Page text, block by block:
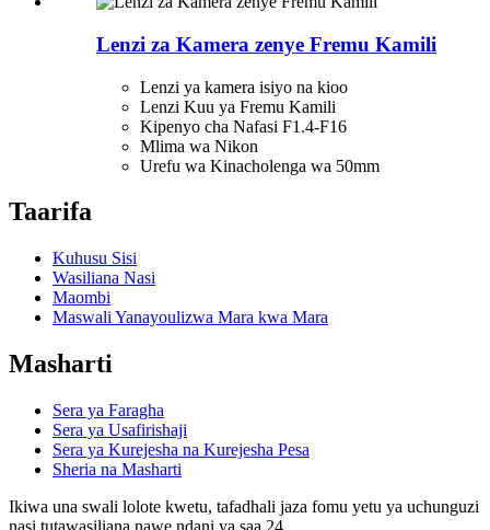
Lenzi za Kamera zenye Fremu Kamili
Lenzi ya kamera isiyo na kioo
Lenzi Kuu ya Fremu Kamili
Kipenyo cha Nafasi F1.4-F16
Mlima wa Nikon
Urefu wa Kinacholenga wa 50mm
Taarifa
Kuhusu Sisi
Wasiliana Nasi
Maombi
Maswali Yanayoulizwa Mara kwa Mara
Masharti
Sera ya Faragha
Sera ya Usafirishaji
Sera ya Kurejesha na Kurejesha Pesa
Sheria na Masharti
Ikiwa una swali lolote kwetu, tafadhali jaza fomu yetu ya uchunguzi